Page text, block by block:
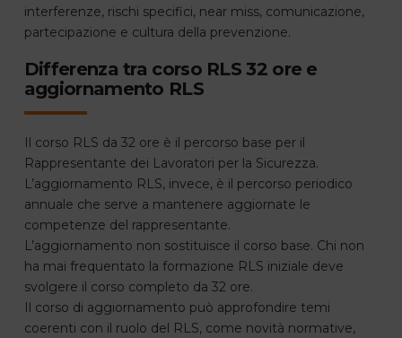
interferenze, rischi specifici, near miss, comunicazione,
partecipazione e cultura della prevenzione.
Differenza tra corso RLS 32 ore e
aggiornamento RLS
Il corso RLS da 32 ore è il percorso base per il
Rappresentante dei Lavoratori per la Sicurezza.
L’aggiornamento RLS, invece, è il percorso periodico
annuale che serve a mantenere aggiornate le
competenze del rappresentante.
L’aggiornamento non sostituisce il corso base. Chi non
ha mai frequentato la formazione RLS iniziale deve
svolgere il corso completo da 32 ore.
Il corso di aggiornamento può approfondire temi
coerenti con il ruolo del RLS, come novità normative,